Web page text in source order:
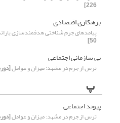
226]
بزهکاری اقتصادی
پیامدهای جرم شناختی هدفمندسازی
50]
بی سازمانی اجتماعی
ترس از جرم در مشهد: میزان و عوامل[دوره 4، شماره 2، 1392،
پ
پیوند اجتماعی
ترس از جرم در مشهد: میزان و عوامل[دوره 4، شماره 2، 1392،